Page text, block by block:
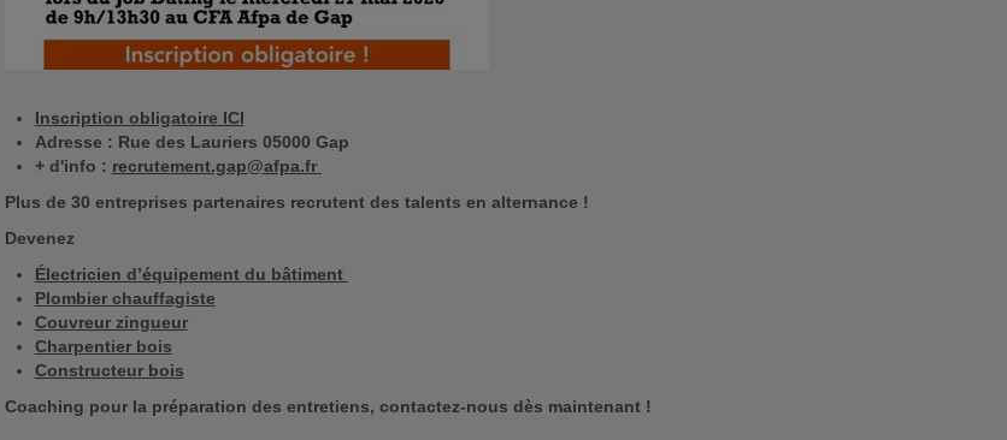
Inscription obligatoire ICI
Adresse : Rue des Lauriers 05000 Gap
+ d'info : recrutement.gap@afpa.fr
Plus de 30 entreprises partenaires recrutent des talents en alternance !
Devenez
Électricien d’équipement du bâtiment
Plombier chauffagiste
Couvreur zingueur
Charpentier bois
Constructeur bois
Coaching pour la préparation des entretiens, contactez-nous dès maintenant !